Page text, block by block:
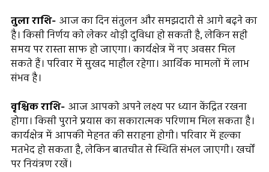
तुला राशि- आज का दिन संतुलन और समझदारी से आगे बढ़ने का
है। किसी निर्णय को लेकर थोड़ी दुविधा हो सकती है, लेकिन सही
समय पर रास्ता साफ हो जाएगा। कार्यक्षेत्र में नए अवसर मिल
सकते हैं। परिवार में सुखद माहौल रहेगा। आर्थिक मामलों में लाभ
संभव है।
वृश्चिक राशि- आज आपको अपने लक्ष्य पर ध्यान केंद्रित रखना
होगा। किसी पुराने प्रयास का सकारात्मक परिणाम मिल सकता है।
कार्यक्षेत्र में आपकी मेहनत की सराहना होगी। परिवार में हल्का
मतभेद हो सकता है, लेकिन बातचीत से स्थिति संभल जाएगी। खर्चों
पर नियंत्रण रखें।